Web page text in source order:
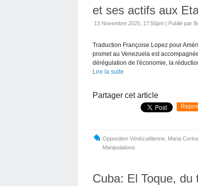
et ses actifs aux
13 Novembre 2025, 17:50pm | Publié par
Traduction Françoise Lopez pour
promet au Venezuela est
dérégulation de l'économie, la
Lire la suite
Partager cet article
Opposition Vénézuélienne Maria
Manipulations
Cuba: El Toque,